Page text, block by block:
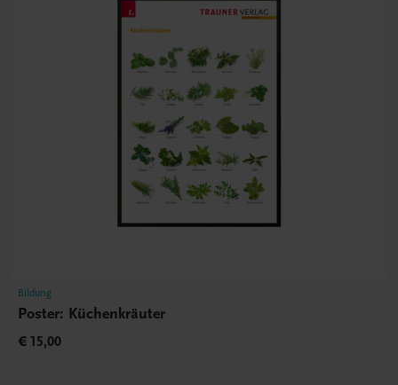
Bildung
Poster: Küchenkräuter
€ 15,00